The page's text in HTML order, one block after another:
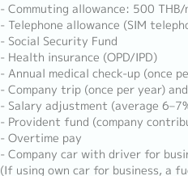
- Commuting allowance: 500 THB/
- Telephone allowance (SIM
- Social Security Fund
- Health insurance (OPD/IPD)
- Annual medical check-up (once
- Company trip (once per year)
- Salary adjustment (average
- Provident fund (company
- Overtime pay
- Company car with driver for
(If using own car for business, a